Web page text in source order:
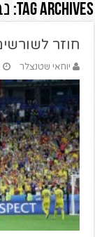
Tag Archives:
חוזר
יוחאי שטנצלר